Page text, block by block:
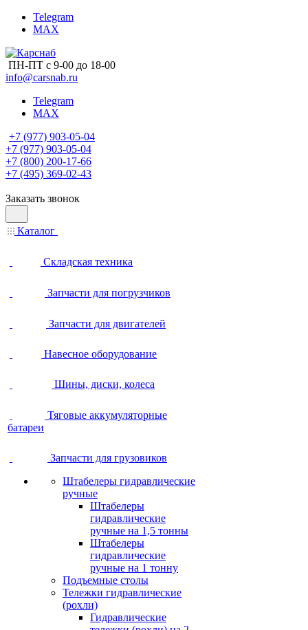
Telegram
MAX
ПН-ПТ с 9-00 до 18-00
info@carsnab.ru
Telegram
MAX
+7 (977) 903-05-04
+7 (977) 903-05-04
+7 (800) 200-17-66
+7 (495) 369-02-43
Заказать звонок
Каталог
Складская техника
Запчасти для погрузчиков
Запчасти для двигателей
Навесное оборудование
Шины, диски, колеса
Тяговые аккумуляторные
батареи
Запчасти для грузовиков
Штабелеры гидравлические
ручные
Штабелеры
гидравлические
ручные на 1,5 тонны
Штабелеры
гидравлические
ручные на 1 тонну
Подъемные столы
Тележки гидравлические
(рохли)
Гидравлические